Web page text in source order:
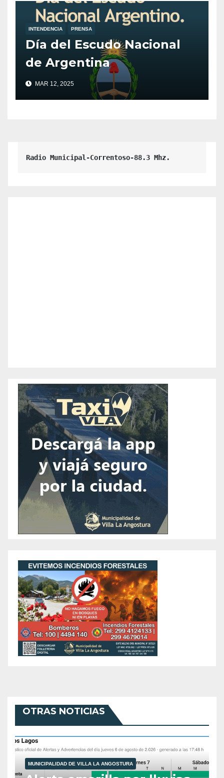
INTENDENCIA PRENSA
Día del Escudo Nacional
de Argentina
MAR 12, 2025
Radio Municipal-Correntoso-88.3 Mhz.
OTRAS NOTICIAS
MUNICIPALIDAD DE VILLA LA ANGOSTURA